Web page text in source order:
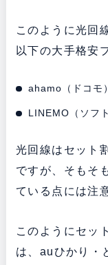
このように光回
以下の大手格安
ahamo（ドコモ）
LINEMO（ソフ
光回線はセット
ですが、そもそ
ている点には注
このようにセッ
は、auひかり・